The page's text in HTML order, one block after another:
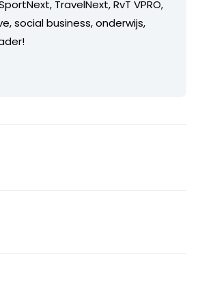
TravelNext, RvT VPRO,
social business, onderwijs,